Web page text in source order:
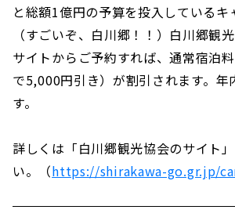
と総額1億円の予算を投入しているキ
（すごいぞ、白川郷！！）白川郷観
サイトからご予約すれば、通常宿泊
で5,000円引き）が割引されます。年
す。
詳しくは「白川郷観光協会のサイト
い。（https://shirakawa-go.gr.jp/